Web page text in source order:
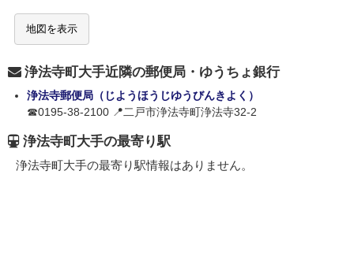
地図を表示
浄法寺町大手近隣の郵便局・ゆうちょ銀行
浄法寺郵便局（じようほうじゆうびんきよく）
☎0195-38-2100 📍二戸市浄法寺町浄法寺32-2
浄法寺町大手の最寄り駅
浄法寺町大手の最寄り駅情報はありません。